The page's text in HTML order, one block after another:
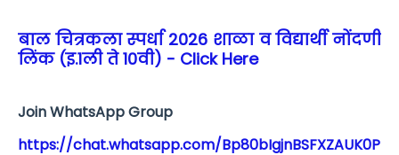
बाल चित्रकला स्पर्धा 2026 शाळा व विद्यार्थी नोंदणी
लिंक (इ.1ली ते 10वी) - Click Here
Join WhatsApp Group
https://chat.whatsapp.com/Bp80bIgjnBSFXZAUK0P